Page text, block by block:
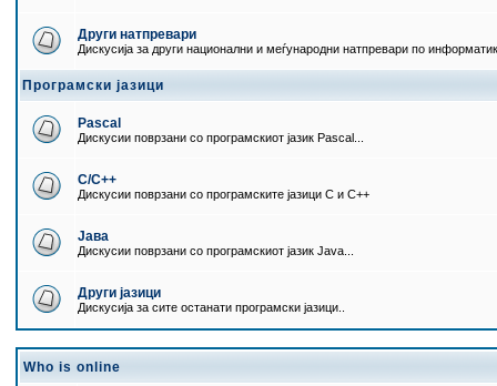
Други натпревари
Дискусија за други национални и меѓународни натпревари по
Програмски јазици
Pascal
Дискусии поврзани со програмскиот јазик Pascal...
C/C++
Дискусии поврзани со програмските јазици C и C++
Јава
Дискусии поврзани со програмскиот јазик Java...
Други јазици
Дискусија за сите останати програмски јазици..
Who is online